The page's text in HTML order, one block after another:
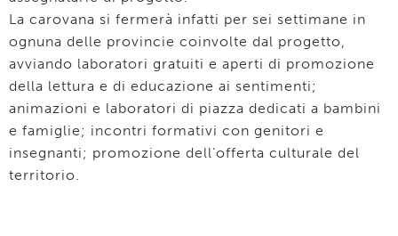
La carovana si fermerà infatti per sei settimane in
ognuna delle provincie coinvolte dal progetto,
avviando laboratori gratuiti e aperti di promozione
della lettura e di educazione ai sentimenti;
animazioni e laboratori di piazza dedicati a bambini
e famiglie; incontri formativi con genitori e
insegnanti; promozione dell’offerta culturale del
territorio.